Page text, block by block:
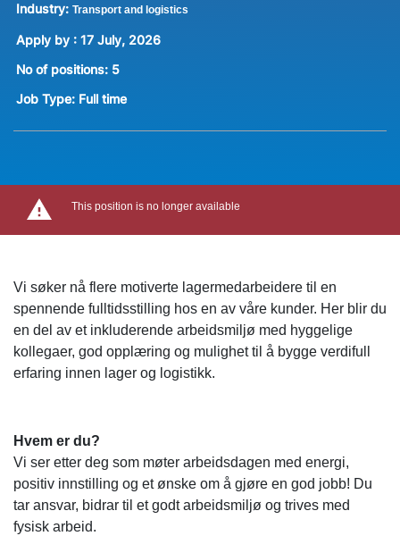
Industry: Transport and logistics
Apply by : 17 July, 2026
No of positions: 5
Job Type: Full time
This position is no longer available
Vi søker nå flere motiverte lagermedarbeidere til en
spennende fulltidsstilling hos en av våre kunder. Her blir du
en del av et inkluderende arbeidsmiljø med hyggelige
kollegaer, god opplæring og mulighet til å bygge verdifull
erfaring innen lager og logistikk.
Hvem er du?
Vi ser etter deg som møter arbeidsdagen med energi,
positiv innstilling og et ønske om å gjøre en god jobb! Du
tar ansvar, bidrar til et godt arbeidsmiljø og trives med
fysisk arbeid.